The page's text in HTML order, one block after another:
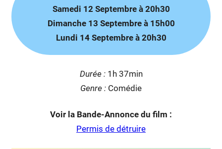
Samedi 12 Septembre à 20h30
Dimanche 13 Septembre à 15h00
Lundi 14 Septembre à 20h30
Durée :1h 37min
Genre : Comédie
Voir la Bande-Annonce du film :
Permis de détruire